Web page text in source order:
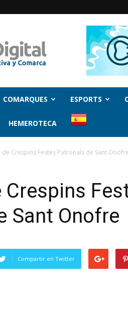
COMARQUES ESPORTS
HEMEROTECA
de Crespins Festes Patronals de Sant Onofre
Crespins
Sant Onofre
Compartir en Twitter